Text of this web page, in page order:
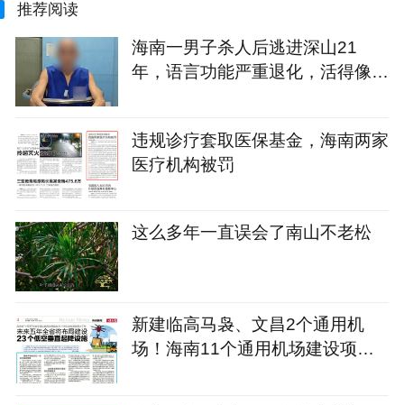
推荐阅读
海南一男子杀人后逃进深山21
年，语言功能严重退化，活得像野
违规诊疗套取医保基金，海南两家
医疗机构被罚
这么多年一直误会了南山不老松
新建临高马袅、文昌2个通用机
场！海南11个通用机场建设项目